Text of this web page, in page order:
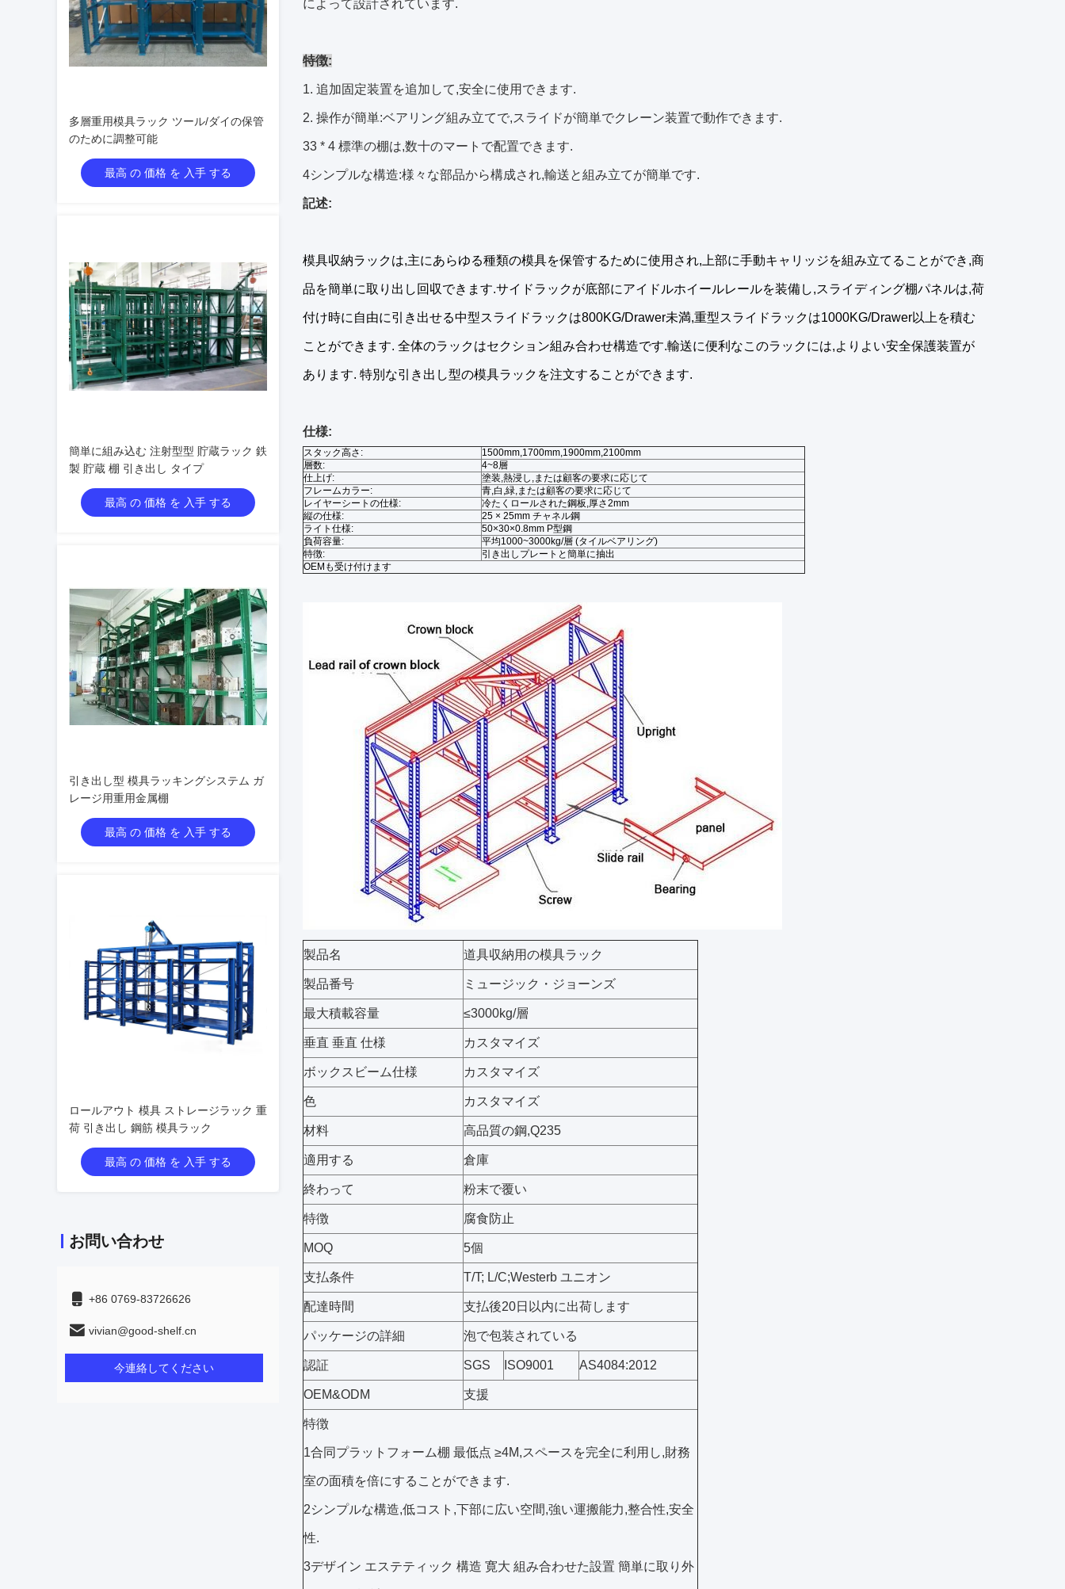
多層重用模具ラック ツール/ダイの保管
のために調整可能
最高 の 価格 を 入手 する
簡単に組み込む 注射型型 貯蔵ラック 鉄
製 貯蔵 棚 引き出し タイプ
最高 の 価格 を 入手 する
引き出し型 模具ラッキングシステム ガ
レージ用重用金属棚
最高 の 価格 を 入手 する
ロールアウト 模具 ストレージラック 重
荷 引き出し 鋼筋 模具ラック
最高 の 価格 を 入手 する
お問い合わせ
+86 0769-83726626
vivian@good-shelf.cn
今連絡してください
によって設計されています.
特徴:
1. 追加固定装置を追加して,安全に使用できます.
2. 操作が簡単:ベアリング組み立てで,スライドが簡単でクレーン装置で動作できます.
33 * 4 標準の棚は,数十のマートで配置できます.
4シンプルな構造:様々な部品から構成され,輸送と組み立てが簡単です.
記述:
模具収納ラックは,主にあらゆる種類の模具を保管するために使用され,上部に手動キャリッジを組み立てることができ,商
品を簡単に取り出し回収できます.サイドラックが底部にアイドルホイールレールを装備し,スライディング棚パネルは,荷
付け時に自由に引き出せる中型スライドラックは800KG/Drawer未満,重型スライドラックは1000KG/Drawer以上を積む
ことができます. 全体のラックはセクション組み合わせ構造です.輸送に便利なこのラックには,よりよい安全保護装置が
あります. 特別な引き出し型の模具ラックを注文することができます.
仕様:
スタック高さ:
1500mm,1700mm,1900mm,2100mm
層数:
4~8層
仕上げ:
塗装,熱浸し,または顧客の要求に応じて
フレームカラー:
青,白,緑,または顧客の要求に応じて
レイヤーシートの仕様:
冷たくロールされた鋼板,厚さ2mm
縦の仕様:
25 × 25mm チャネル鋼
ライト仕様:
50×30×0.8mm P型鋼
負荷容量:
平均1000~3000kg/層 (タイルベアリング)
特徴:
引き出しプレートと簡単に抽出
OEMも受け付けます
製品名 道具収納用の模具ラック
製品番号 ミュージック・ジョーンズ
最大積載容量 ≤3000kg/層
垂直 垂直 仕様 カスタマイズ
ボックスビーム仕様 カスタマイズ
色 カスタマイズ
材料 高品質の鋼,Q235
適用する 倉庫
終わって 粉末で覆い
特徴 腐食防止
MOQ 5個
支払条件 T/T; L/C;Westerb ユニオン
配達時間 支払後20日以内に出荷します
パッケージの詳細 泡で包装されている
認証 SGS ISO9001 AS4084:2012
OEM&ODM 支援
特徴
1合同プラットフォーム棚 最低点 ≥4M,スペースを完全に利用し,財務
室の面積を倍にすることができます.
2シンプルな構造,低コスト,下部に広い空間,強い運搬能力,整合性,安全
性.
3デザイン エステティック 構造 寛大 組み合わせた設置 簡単に取り外